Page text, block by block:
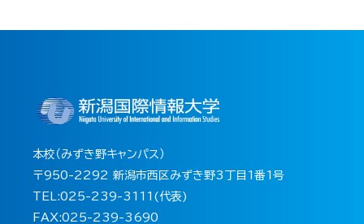
本校（みずき野キャンパス）
〒950-2292 新潟市西区みずき野3丁目1番1号
TEL:025-239-3111(代表)
FAX:025-239-3690